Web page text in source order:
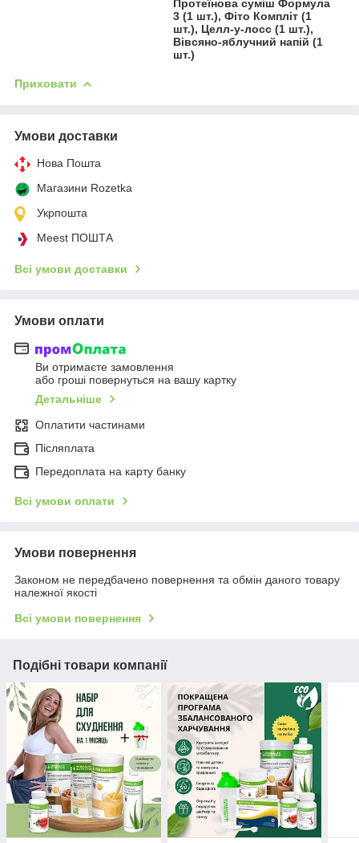
Протеїнова суміш Формула
3 (1 шт.), Фіто Компліт (1
шт.), Целл-у-лосс (1 шт.),
Вівсяно-яблучний напій (1
шт.)
Приховати
Умови доставки
Нова Пошта
Магазини Rozetka
Укрпошта
Meest ПОШТА
Всі умови доставки
Умови оплати
Ви отримаєте замовлення
або гроші повернуться на вашу картку
Детальніше
Оплатити частинами
Післяплата
Передоплата на карту банку
Всі умови оплати
Умови повернення
Законом не передбачено повернення та обмін даного товару
належної якості
Всі умови повернення
Подібні товари компанії